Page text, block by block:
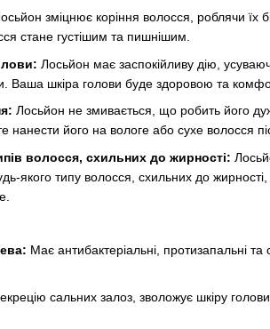
зміцнює коріння волосся, роблячи їх
стане густішим та пишнішим.
Лосьйон має заспокійливу дію,
Ваша шкіра голови буде здоровою та
Лосьйон не змивається, що робить його
нанести його на вологе або сухе волосся
волосся, схильних до жирності:
якого типу волосся, схильних до
Має антибактеріальні, протизапальні
сальних залоз, зволожує шкіру